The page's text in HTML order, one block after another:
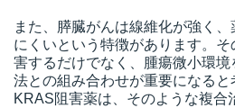
また、膵臓がんは線維化が強く
にくいという特徴があります。
害するだけでなく、腫瘍微小環
法との組み合わせが重要になる
KRAS阻害薬は、そのような複合